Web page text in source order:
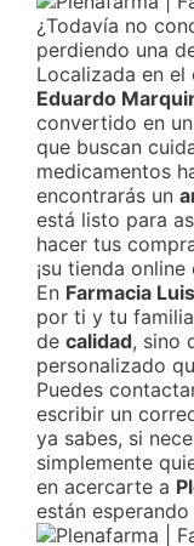
¿Todavía no
perdiendo una
Localizada en
Eduardo
convertido en
que buscan
medicamentos
encontrarás un
está listo para
hacer tus
¡su tienda
En Farmacia
por ti y tu
de calidad, sino
personalizado
Puedes
escribir un
ya sabes, si
simplemente
en acercarte a
están